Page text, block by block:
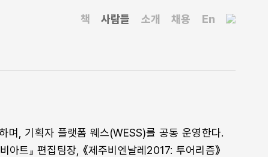
책 사람들 소개 채용 En
며, 기획자 플랫폼 웨스(WESS)를 공동 운영한다.
트』 편집팀장, 《제주비엔날레2017: 투어리즘》